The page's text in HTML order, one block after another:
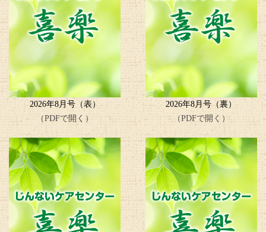
2026年8月号（表）
（PDFで開く）
2026年8月号（裏）
（PDFで開く）